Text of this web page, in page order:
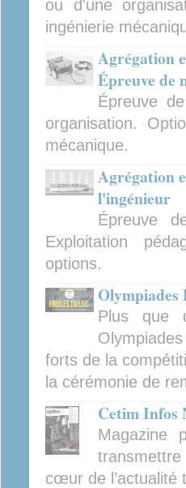
ou d'une
ingénierie
Agrégation
Épreuve de
Épreuve
organisation.
mécanique.
Agrégation
l'ingénieur
Épreuve
Exploitation
options.
Olympiades
Plus que
forts de la
la cérémonie de
Cetim Infos
Magazine
cœur de l’actualité